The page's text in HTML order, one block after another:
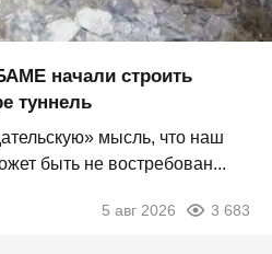
начали строить
туннель
мысль, что наш
быть не востребован...
5 авг 2026 3 683